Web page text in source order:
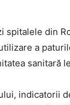
spitalele din
a
sanitară
indicatorii